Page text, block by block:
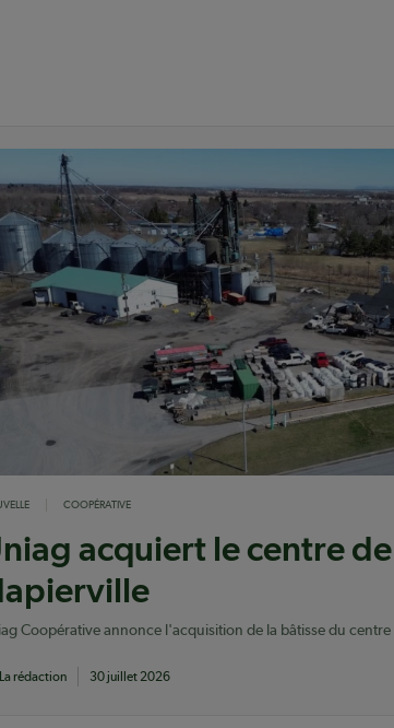
COOPÉRATIVE
acquiert le centre
Coopérative annonce l'acquisition de la bâtisse du centre
rédaction 30 juillet 2026